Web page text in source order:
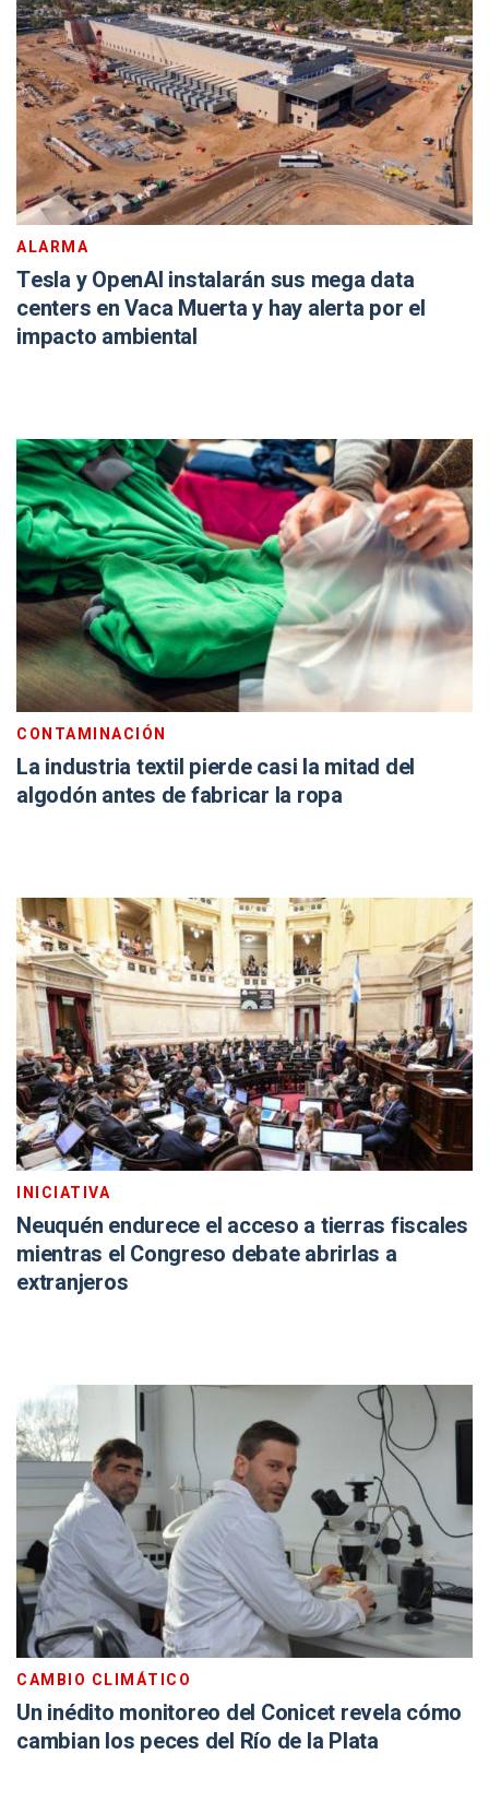
ALARMA
Tesla y OpenAI instalarán sus mega data
centers en Vaca Muerta y hay alerta por el
impacto ambiental
CONTAMINACIÓN
La industria textil pierde casi la mitad del
algodón antes de fabricar la ropa
INICIATIVA
Neuquén endurece el acceso a tierras fiscales
mientras el Congreso debate abrirlas a
extranjeros
CAMBIO CLIMÁTICO
Un inédito monitoreo del Conicet revela cómo
cambian los peces del Río de la Plata